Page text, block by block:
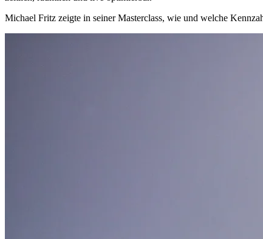
Michael Fritz zeigte in seiner Masterclass, wie und welche